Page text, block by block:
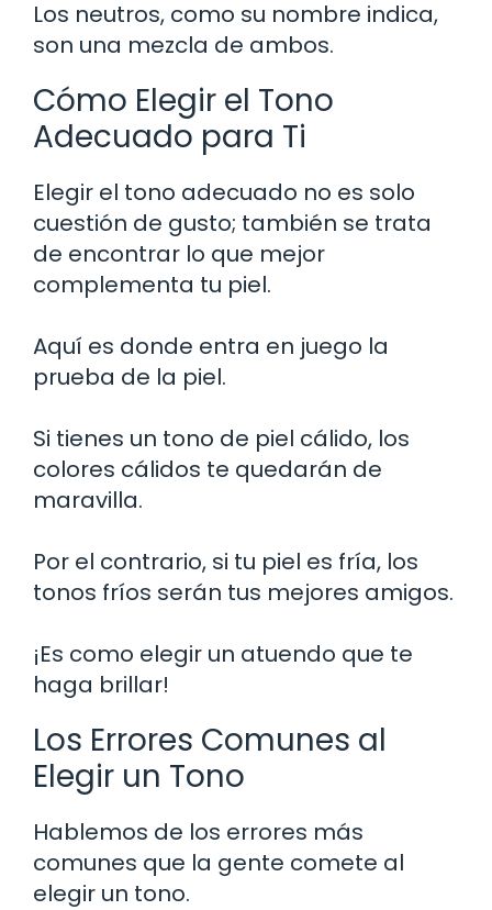
Los neutros, como su nombre indica,
son una mezcla de ambos.
Cómo Elegir el Tono
Adecuado para Ti
Elegir el tono adecuado no es solo
cuestión de gusto; también se trata
de encontrar lo que mejor
complementa tu piel.
Aquí es donde entra en juego la
prueba de la piel.
Si tienes un tono de piel cálido, los
colores cálidos te quedarán de
maravilla.
Por el contrario, si tu piel es fría, los
tonos fríos serán tus mejores amigos.
¡Es como elegir un atuendo que te
haga brillar!
Los Errores Comunes al
Elegir un Tono
Hablemos de los errores más
comunes que la gente comete al
elegir un tono.